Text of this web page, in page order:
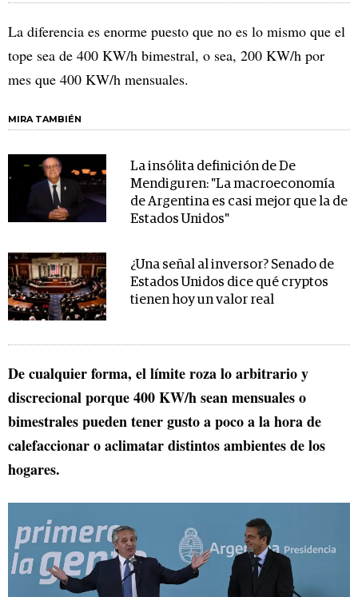
La diferencia es enorme puesto que no es lo mismo que el
tope sea de 400 KW/h bimestral, o sea, 200 KW/h por
mes que 400 KW/h mensuales.
MIRA TAMBIÉN
La insólita definición de De
Mendiguren: "La macroeconomía
de Argentina es casi mejor que la de
Estados Unidos"
¿Una señal al inversor? Senado de
Estados Unidos dice qué cryptos
tienen hoy un valor real
De cualquier forma, el límite roza lo arbitrario y
discrecional porque 400 KW/h sean mensuales o
bimestrales pueden tener gusto a poco a la hora de
calefaccionar o aclimatar distintos ambientes de los
hogares.